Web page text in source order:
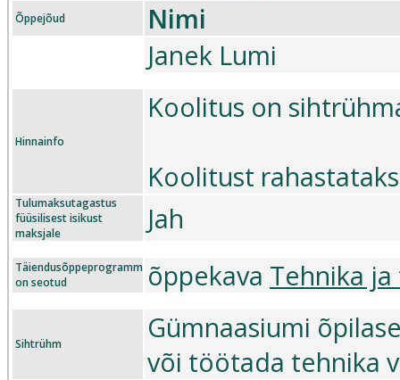
Õppejõud
Nimi
Janek Lumi
Hinnainfo
Koolitus on
Koolitust
Tulumaksutagastus
füüsilisest isikust
maksjale
Jah
Täiendusõppeprogramm
on seotud
õppekava Tehnika
Sihtrühm
Gümnaasiumi
või töötada tehnika